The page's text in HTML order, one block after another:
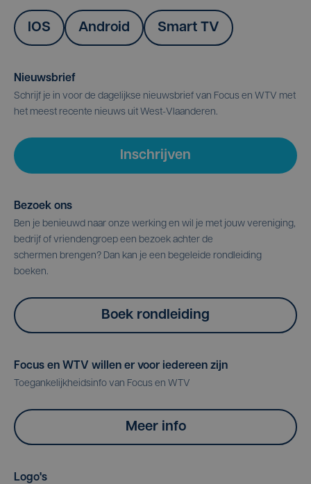
IOS Android Smart TV
Nieuwsbrief
Schrijf je in voor de dagelijkse nieuwsbrief van Focus en WTV met
het meest recente nieuws uit West-Vlaanderen.
Inschrijven
Bezoek ons
Ben je benieuwd naar onze werking en wil je met jouw vereniging,
bedrijf of vriendengroep een bezoek achter de
schermen brengen? Dan kan je een begeleide rondleiding
boeken.
Boek rondleiding
Focus en WTV willen er voor iedereen zijn
Toegankelijkheidsinfo van Focus en WTV
Meer info
Logo's